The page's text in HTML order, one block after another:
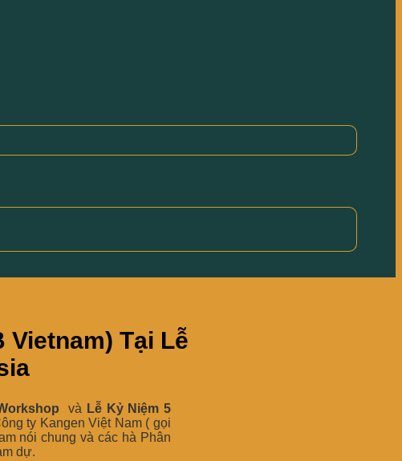
Vietnam) Tại Lễ
và Lễ Kỷ Niệm 5
ty Kangen Việt Nam ( gọi
nói chung và các hà Phân
dự.